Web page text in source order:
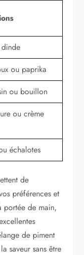
ou paprika
ou bouillon
ou crème
échalotes
de
préférences et
portée de main,
de piment
saveur sans être